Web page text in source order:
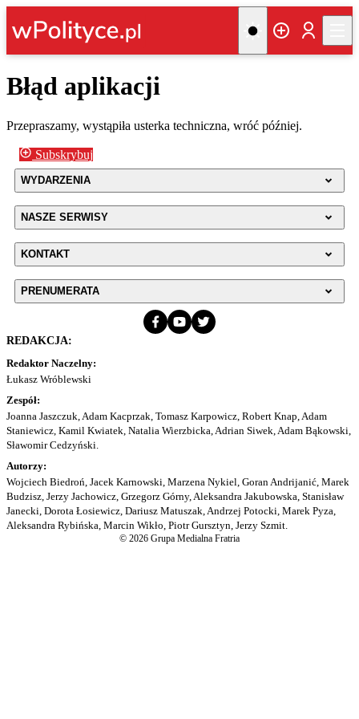
Błąd aplikacji
Przepraszamy, wystąpiła usterka techniczna, wróć później.
Subskrybuj
WYDARZENIA
NASZE SERWISY
KONTAKT
PRENUMERATA
REDAKCJA:
Redaktor Naczelny:
Łukasz Wróblewski
Zespół:
Joanna Jaszczuk, Adam Kacprzak, Tomasz Karpowicz, Robert Knap, Adam
Staniewicz, Kamil Kwiatek, Natalia Wierzbicka, Adrian Siwek, Adam Bąkowski,
Sławomir Cedzyński.
Autorzy:
Wojciech Biedroń, Jacek Karnowski, Marzena Nykiel, Goran Andrijanić, Marek
Budzisz, Jerzy Jachowicz, Grzegorz Górny, Aleksandra Jakubowska, Stanisław
Janecki, Dorota Łosiewicz, Dariusz Matuszak, Andrzej Potocki, Marek Pyza,
Aleksandra Rybińska, Marcin Wikło, Piotr Gursztyn, Jerzy Szmit.
© 2026 Grupa Medialna Fratria